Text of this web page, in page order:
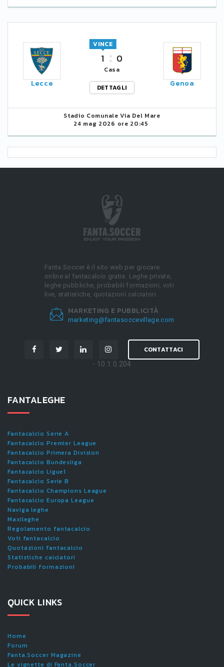
Lecce
1
VINCE
0
Casa
DETTAGLI
Genoa
Stadio Comunale Via Del Mare
24 mag 2026 ore 20:45
Fanta.Soccer è il sito web per giocare
online al fantacalcio gratis. Leghe private,
leghe pubbliche, probabili formazioni, voti
live, statistiche, quotazioni calciatori.
MARKETING E PUBBLICITÀ
marketing@fantasoccevillage.com
CONTATTACI
- 10.1.0.204
FANTALEGHE
Fantacalcio Serie A
Fantacalcio Premier League
Fantacalcio Primera Division
Fantacalcio Bundesliga
Fantacalcio Ligue1
Fantacalcio Serie B
Fantacalcio Champions League
Fantacalcio Europa League
Naviga leghe
Maxileghe
Regolamento fantacalcio
Voti fantacalcio
Quotazioni fantacalcio
Statistiche calciatori
Probabili formazioni
QUICK LINKS
Home
Forum
Fanta.Soccer Magazine
Le vignette di Fanta.Soccer